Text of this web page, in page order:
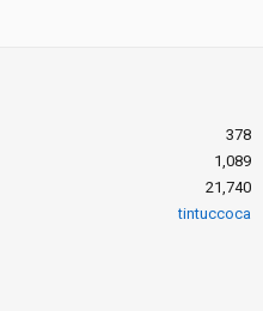
378
1,089
21,740
tintuccoca